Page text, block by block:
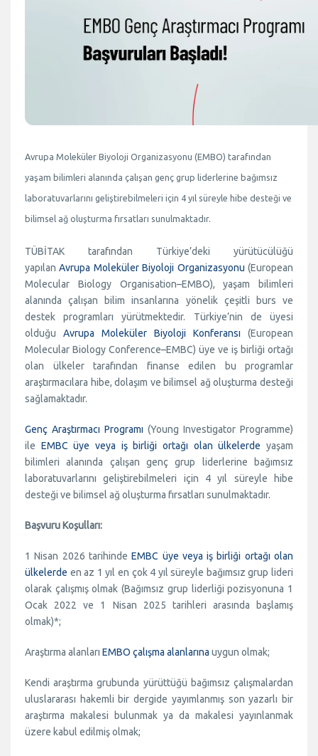
Avrupa Moleküler Biyoloji Organizasyonu (EMBO) tarafından
yaşam bilimleri alanında çalışan genç grup liderlerine bağımsız
laboratuvarlarını geliştirebilmeleri için 4 yıl süreyle hibe desteği ve
bilimsel ağ oluşturma fırsatları sunulmaktadır.
TÜBİTAK tarafından Türkiye’deki yürütücülüğü
yapılanAvrupa Moleküler Biyoloji Organizasyonu (European
Molecular Biology Organisation–EMBO), yaşam bilimleri
alanında çalışan bilim insanlarına yönelik çeşitli burs ve
destek programları yürütmektedir. Türkiye’nin de üyesi
olduğu Avrupa Moleküler Biyoloji Konferansı (European
Molecular Biology Conference–EMBC) üye ve iş birliği ortağı
olan ülkeler tarafından finanse edilen bu programlar
araştırmacılara hibe, dolaşım ve bilimsel ağ oluşturma desteği
sağlamaktadır.
Genç Araştırmacı Programı (Young Investigator Programme)
ile EMBC üye veya iş birliği ortağı olan ülkelerde yaşam
bilimleri alanında çalışan genç grup liderlerine bağımsız
laboratuvarlarını geliştirebilmeleri için 4 yıl süreyle hibe
desteği ve bilimsel ağ oluşturma fırsatları sunulmaktadır.
Başvuru Koşulları:
1 Nisan 2026 tarihindeEMBC üye veya iş birliği ortağı olan
ülkelerde en az 1 yıl en çok 4 yıl süreyle bağımsız grup lideri
olarak çalışmış olmak (Bağımsız grup liderliği pozisyonuna 1
Ocak 2022 ve 1 Nisan 2025 tarihleri arasında başlamış
olmak)*;
Araştırma alanları EMBO çalışma alanlarına uygun olmak;
Kendi araştırma grubunda yürüttüğü bağımsız çalışmalardan
uluslararası hakemli bir dergide yayımlanmış son yazarlı bir
araştırma makalesi bulunmak ya da makalesi yayınlanmak
üzere kabul edilmiş olmak;